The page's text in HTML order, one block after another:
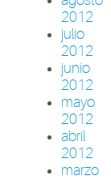
2012
julio
2012
junio
2012
mayo
2012
abril
2012
marzo